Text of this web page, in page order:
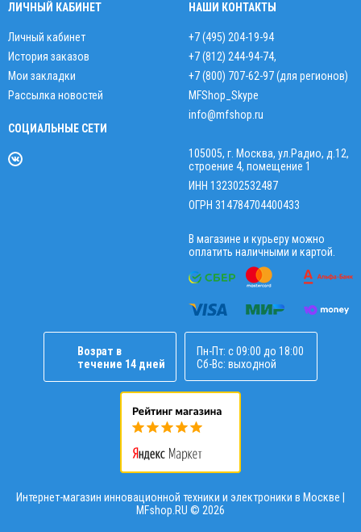
ЛИЧНЫЙ КАБИНЕТ
Личный кабинет
История заказов
Мои закладки
Рассылка новостей
СОЦИАЛЬНЫЕ СЕТИ
НАШИ КОНТАКТЫ
+7 (495) 204-19-94
+7 (812) 244-94-74,
+7 (800) 707-62-97 (для регионов)
MFShop_Skype
info@mfshop.ru
105005, г. Москва, ул.Радио, д.12,
строение 4, помещение 1
ИНН 132302532487
ОГРН 314784704400433
В магазине и курьеру можно
оплатить наличными и картой.
Возрат в
течение 14 дней
Пн-Пт: с 09:00 до 18:00
Сб-Вс: выходной
Интернет-магазин инновационной техники и электроники в Москве |
MFshop.RU © 2026